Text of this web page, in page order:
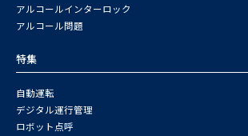
アルコールインターロック
アルコール問題
特集
自動運転
デジタル運行管理
ロボット点呼